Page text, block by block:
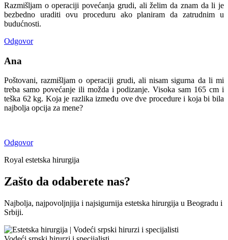
Razmišljam o operaciji povećanja grudi, ali želim da znam da li je
bezbedno uraditi ovu proceduru ako planiram da zatrudnim u
budućnosti.
Odgovor
Ana
Poštovani, razmišljam o operaciji grudi, ali nisam sigurna da li mi
treba samo povećanje ili možda i podizanje. Visoka sam 165 cm i
teška 62 kg. Koja je razlika između ove dve procedure i koja bi bila
najbolja opcija za mene?
Odgovor
Royal estetska hirurgija
Zašto da odaberete nas?
Najbolja, najpovoljnjija i najsigurnija estetska hirurgija u Beogradu i
Srbiji.